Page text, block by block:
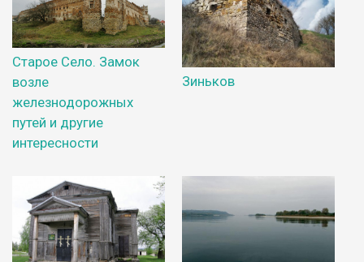
Старое Село. Замок
возле
железнодорожных
путей и другие
интересности
Зиньков